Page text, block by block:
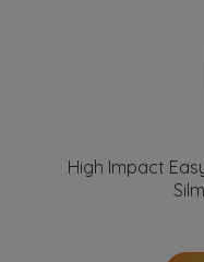
High Impact